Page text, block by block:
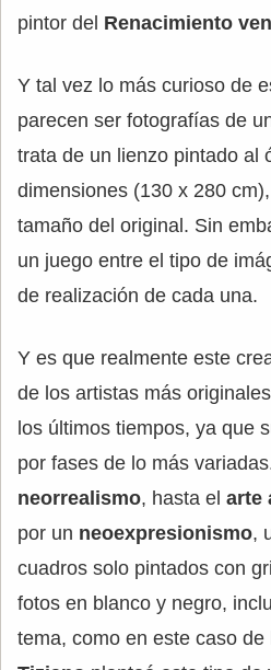
pintor del Renacimiento
Y tal vez lo más curioso de
parecen ser fotografías de
trata de un lienzo pintado al
dimensiones (130 x 280
tamaño del original. Sin
un juego entre el tipo de
de realización de cada una.
Y es que realmente este
de los artistas más
los últimos tiempos, ya que
por fases de lo más
neorrealismo, hasta el arte
por un neoexpresionismo,
cuadros solo pintados con
fotos en blanco y negro,
tema, como en este caso de